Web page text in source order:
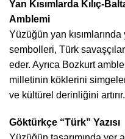
Yan Kısımlarda Kılıç-
Amblemi
Yüzüğün yan
sembolleri, Türk
eder. Ayrıca Bozkurt
milletinin köklerini
ve kültürel derinliğini artırır.
Göktürkçe “Türk” Yazısı